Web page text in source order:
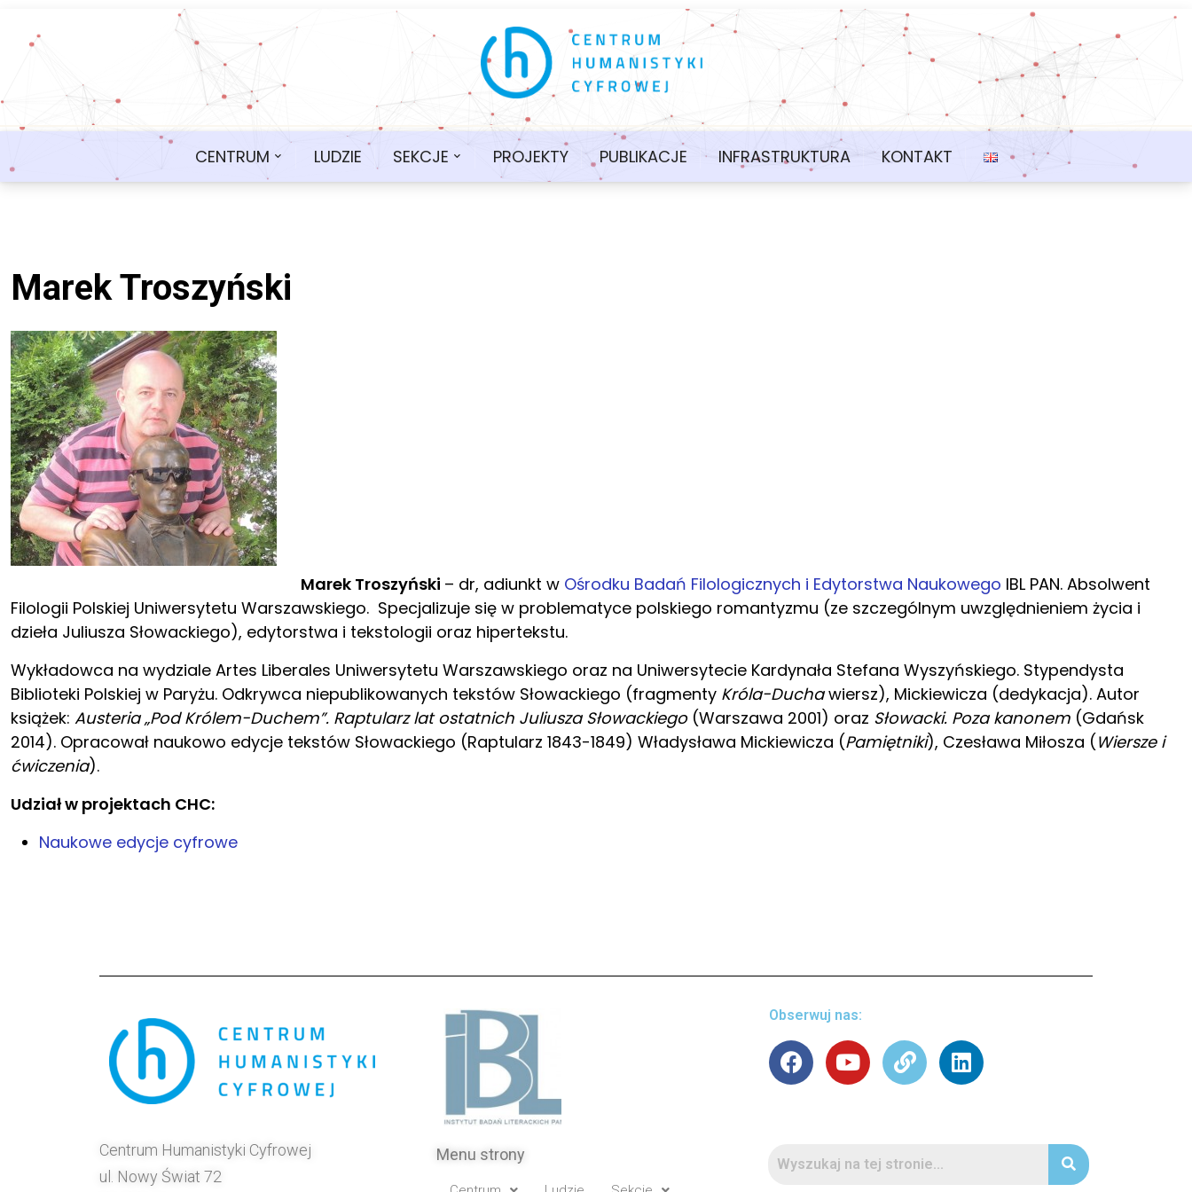
CENTRUM LUDZIE SEKCJE PROJEKTY PUBLIKACJE INFRASTRUKTURA KONTAKT
Marek Troszyński
Marek Troszyński – dr, adiunkt w Ośrodku Badań Filologicznych i Edytorstwa Naukowego IBL PAN. Absolwent
Filologii Polskiej Uniwersytetu Warszawskiego. Specjalizuje się w problematyce polskiego romantyzmu (ze szczególnym uwzględnieniem życia i
dzieła Juliusza Słowackiego), edytorstwa i tekstologii oraz hipertekstu.
Wykładowca na wydziale Artes Liberales Uniwersytetu Warszawskiego oraz na Uniwersytecie Kardynała Stefana Wyszyńskiego. Stypendysta
Biblioteki Polskiej w Paryżu. Odkrywca niepublikowanych tekstów Słowackiego (fragmenty Króla-Duchawiersz), Mickiewicza (dedykacja). Autor
książek: Austeria „Pod Królem-Duchem”. Raptularz lat ostatnich Juliusza Słowackiego(Warszawa 2001) oraz Słowacki. Poza kanonem (Gdańsk
2014). Opracował naukowo edycje tekstów Słowackiego (Raptularz 1843-1849) Władysława Mickiewicza (Pamiętniki), Czesława Miłosza (Wiersze i
ćwiczenia).
Udział w projektach CHC:
Naukowe edycje cyfrowe
Obserwuj nas:
Centrum Humanistyki Cyfrowej
ul. Nowy Świat 72
Menu strony